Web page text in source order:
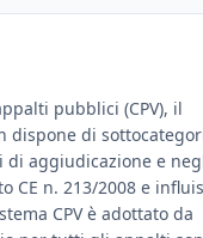
pubblici (CPV), il
dispone di
di aggiudicazione e
CE n. 213/2008 e
CPV è adottato da